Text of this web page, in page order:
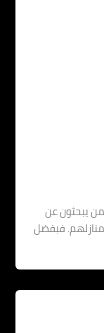
يبحثون عن
منازلهم. فبفضل